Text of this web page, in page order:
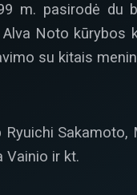
m. pasirodė du
Noto kūrybos
su kitais
Sakamoto,
Vainio ir kt.